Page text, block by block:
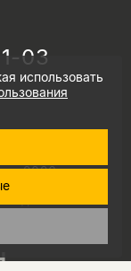
03
2026
данных
использовать